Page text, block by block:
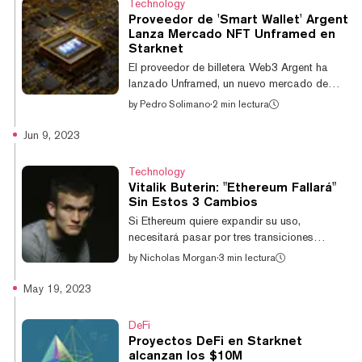
una nueva startup tenga éxito, incluido apoyo
legal y contratación de personal. Equipos
basados en Starknet, como Unframed, un
mercado de NFT, y Ekubo, un exchange
descentralizado similar a Uniswap nativo de
Technology
Proveedor de 'Smart Wallet' Argent
Lanza Mercado NFT Unframed en
Starknet
El proveedor de billetera Web3 Argent ha
lanzado Unframed, un nuevo mercado de
NFT construido sobre la rápida solución de
Argent tiene como objetivo unir el espacio de
coleccionables digitales y los juegos en
de Argent, una billetera de criptomonedas
decidida a simplificar la experiencia del...
by Pedro Solimano·2 min lectura
Jun 9, 2023
Technology
Vitalik Buterin: "Ethereum Fallará"
Sin Estos 3 Cambios
Si Ethereum quiere expandir su uso,
necesitará pasar por tres transiciones
importantes o correrá el riesgo de socavar
madurar si quiere expandir su uso.
Llamándolas "Las Tres Transiciones",
by Nicholas Morgan·3 min lectura
May 19, 2023
DeFi
Proyectos DeFi en Starknet
alcanzan los $10M